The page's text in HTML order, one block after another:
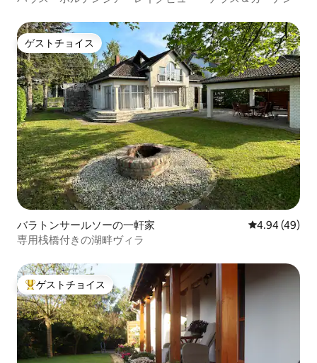
ゲストチョイス
ゲストチョイス
バラトンサールソーの一軒家 レビュー49
4.94 (49)
専用桟橋付きの湖畔ヴィラ
大好評のゲストチョイスです。
ゲストチョイス